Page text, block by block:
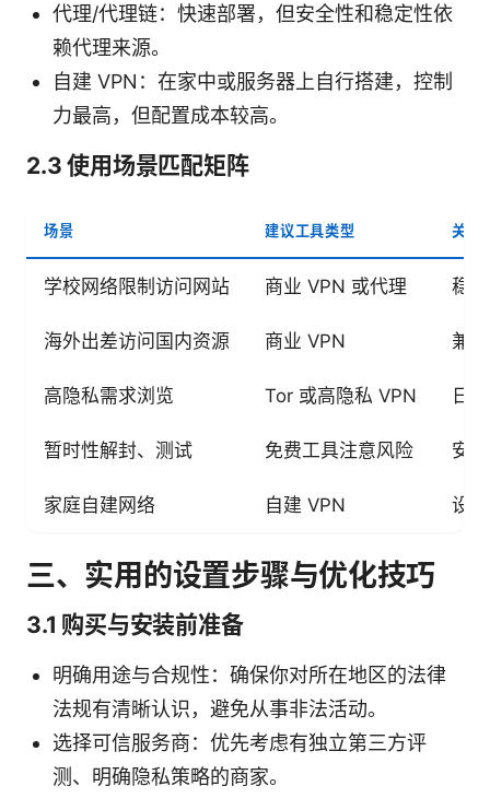
代理/代理链：快速部署，但安全性和稳定性依
赖代理来源。
自建 VPN：在家中或服务器上自行搭建，控制
力最高，但配置成本较高。
2.3 使用场景匹配矩阵
场景 建议工具类型 关注
学校网络限制访问网站 商业 VPN 或代理 稳
海外出差访问国内资源 商业 VPN 兼
高隐私需求浏览 Tor 或高隐私 VPN 日
暂时性解封、测试 免费工具注意风险 安
家庭自建网络 自建 VPN 设
三、实用的设置步骤与优化技巧
3.1 购买与安装前准备
明确用途与合规性：确保你对所在地区的法律
法规有清晰认识，避免从事非法活动。
选择可信服务商：优先考虑有独立第三方评
测、明确隐私策略的商家。